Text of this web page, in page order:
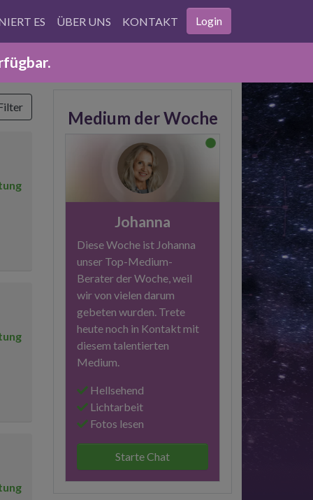
ES ÜBER UNS KONTAKT Login
Medium der Woche
Johanna
Diese Woche ist Johanna
unser Top-Medium-
Berater der Woche, weil
wir von vielen darum
gebeten wurden. Trete
heute noch in Kontakt mit
diesem talentierten
Medium.
Hellsehend
Lichtarbeit
Fotos lesen
Starte Chat